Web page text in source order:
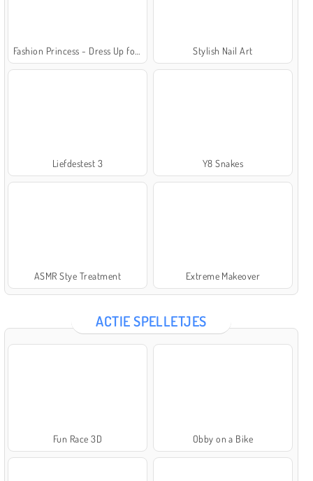
Stylish Nail Art
Liefdestest 3 Y8 Snakes
ASMR Stye Treatment Extreme Makeover
ACTIE SPELLETJES
Fun Race 3D Obby on a Bike